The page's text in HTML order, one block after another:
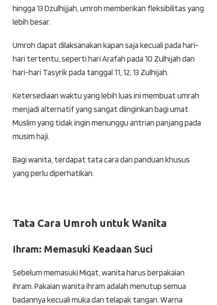
hingga 13 Dzulhijjah, umroh memberikan fleksibilitas yang
lebih besar.
Umroh dapat dilaksanakan kapan saja kecuali pada hari-
hari tertentu, seperti hari Arafah pada 10 Zulhijah dan
hari-hari Tasyrik pada tanggal 11, 12, 13 Zulhijah.
Ketersediaan waktu yang lebih luas ini membuat umrah
menjadi alternatif yang sangat diinginkan bagi umat
Muslim yang tidak ingin menunggu antrian panjang pada
musim haji.
Bagi wanita, terdapat tata cara dan panduan khusus
yang perlu diperhatikan.
Tata Cara Umroh untuk Wanita
Ihram: Memasuki Keadaan Suci
Sebelum memasuki Miqat, wanita harus berpakaian
ihram. Pakaian wanita ihram adalah menutup semua
badannya kecuali muka dan telapak tangan. Warna